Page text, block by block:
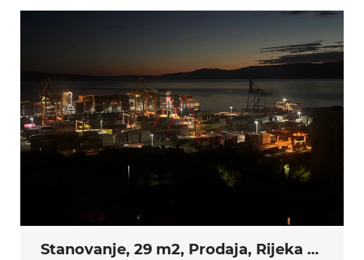
Stanovanje, 29 m2, Prodaja, Rijeka - Krimeja